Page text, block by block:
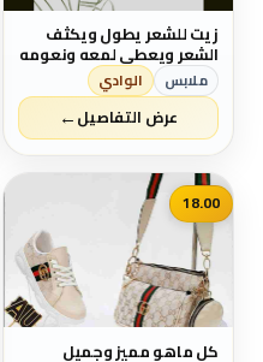
زيت للشعر يطول ويكثف
الشعر ويعطي لمعه ونعومه
جباره للشعر ويمنع التساقط
ملابس الوادي
عرض التفاصيل←
18.00
كل ماهو مميز وجميل